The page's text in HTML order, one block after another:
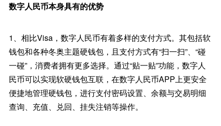
数字人民币本身具有的优势
1、相比Visa，数字人民币有着多样的支付方式。其包括软
钱包和各种冬奥主题硬钱包，且支付方式有“扫一扫”、“碰
一碰”，消费者拥有更多选择。通过“贴一贴”功能，数字人
民币可以实现软硬钱包互联，在数字人民币APP上更安全
便捷地管理硬钱包，进行支付密码设置、余额与交易明细
查询、充值、兑回、挂失注销等操作。